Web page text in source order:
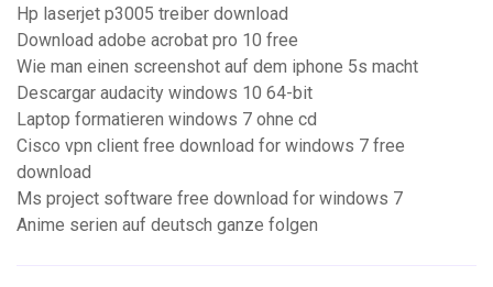
Hp laserjet p3005 treiber download
Download adobe acrobat pro 10 free
Wie man einen screenshot auf dem iphone 5s macht
Descargar audacity windows 10 64-bit
Laptop formatieren windows 7 ohne cd
Cisco vpn client free download for windows 7 free
download
Ms project software free download for windows 7
Anime serien auf deutsch ganze folgen